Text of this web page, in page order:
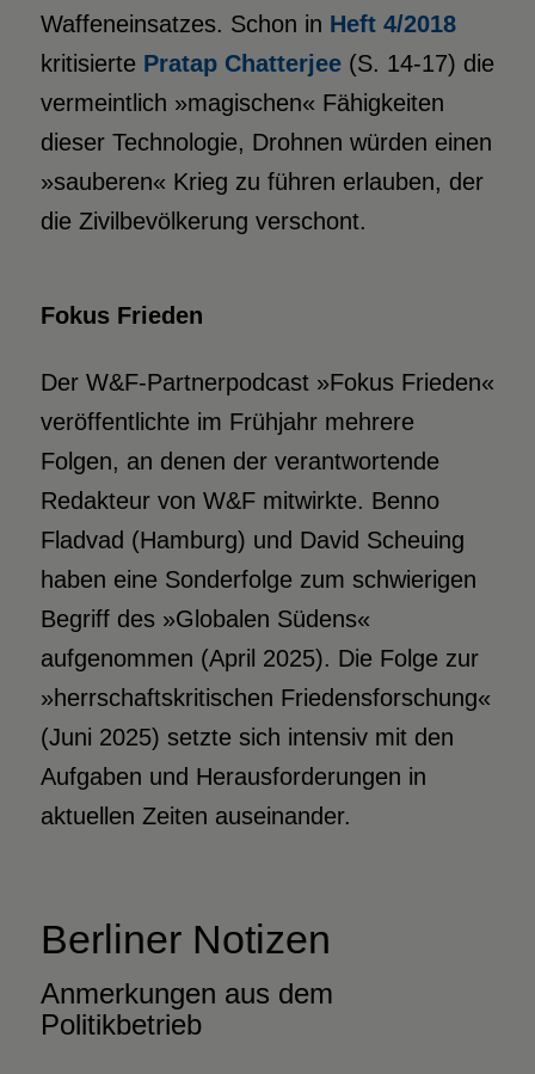
Waffeneinsatzes. Schon in Heft 4/2018
kritisierte Pratap Chatterjee(S. 14-17) die
vermeintlich »magischen« Fähigkeiten
dieser Technologie, Drohnen würden einen
»sauberen« Krieg zu führen erlauben, der
die Zivilbevölkerung verschont.
Fokus Frieden
Der W&F-Partnerpodcast »Fokus Frieden«
veröffentlichte im Frühjahr mehrere
Folgen, an denen der verantwortende
Redakteur von W&F mitwirkte. Benno
Fladvad (Hamburg) und David Scheuing
haben eine Sonderfolge zum schwierigen
Begriff des »Globalen Südens«
aufgenommen (April 2025). Die Folge zur
»herrschaftskritischen Friedensforschung«
(Juni 2025) setzte sich intensiv mit den
Aufgaben und Herausforderungen in
aktuellen Zeiten auseinander.
Berliner Notizen
Anmerkungen aus dem
Politikbetrieb